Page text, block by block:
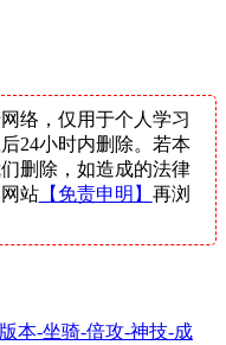
络，仅用于个人学习
24小时内删除。若本
删除，如造成的法律
站【免责申明】 再浏
本-坐骑-倍攻-神技-成